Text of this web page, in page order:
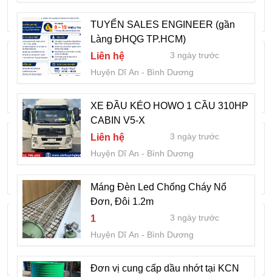
Liên hệ
3 ngày trước
Huyện Dĩ An
Bình Dương
Rumor - Hoàng Nam Ngôi Sao (Bcons
Infinity) sắp nhận booking?
1
4 ngày trước
Huyện Dĩ An
Bình Dương
RƠ MOOC CỔ CÒ 45 FEET
XINHONGDONG MẪU MỚI 2026 DÀI
14m3
500 triệu
6 ngày trước
Huyện Dĩ An
Bình Dương
PHÂN PHỐI MOOC LÙN CHUYÊN
DỤNG LIANGYU 16m KÉO DÀI 20m
Liên hệ
1 tuần trước
Huyện Dĩ An
Bình Dương
TUYỂN SALES ENGINEER (gần
Làng ĐHQG TP.HCM)
Liên hệ
3 ngày trước
Huyện Dĩ An
Bình Dương
XE ĐẦU KÉO HOWO 1 CẦU 310HP
CABIN V5-X
Liên hệ
3 ngày trước
Huyện Dĩ An
Bình Dương
Máng Đèn Led Chống Cháy Nổ
Đơn, Đôi 1.2m
1
3 ngày trước
Huyện Dĩ An
Bình Dương
Đơn vị cung cấp dầu nhớt tại KCN